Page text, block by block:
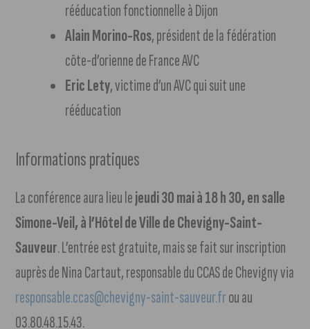
rééducation fonctionnelle à Dijon
Alain Morino-Ros, président de la fédération
côte-d’orienne de France AVC
Eric Lety, victime d’un AVC qui suit une
rééducation
Informations pratiques
La conférence aura lieu lejeudi 30 mai à 18 h 30, en salle
Simone-Veil, à l’Hôtel de Ville de Chevigny-Saint-
Sauveur. L’entrée est gratuite, mais se fait sur inscription
auprès de Nina Cartaut, responsable du CCAS de Chevigny via
responsable.ccas@chevigny-saint-sauveur.frou au
03.80.48.15.43.